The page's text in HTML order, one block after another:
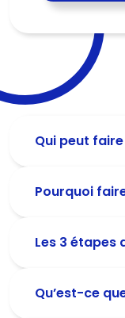
Qui peut faire
Pourquoi
Les 3 étapes
Qu’est-ce